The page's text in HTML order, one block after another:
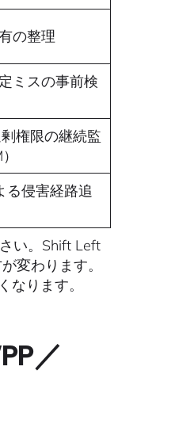
の整理
ミスの事前検
権限の継続監
侵害経路追
い。Shift Left
変わります。
ります。
／